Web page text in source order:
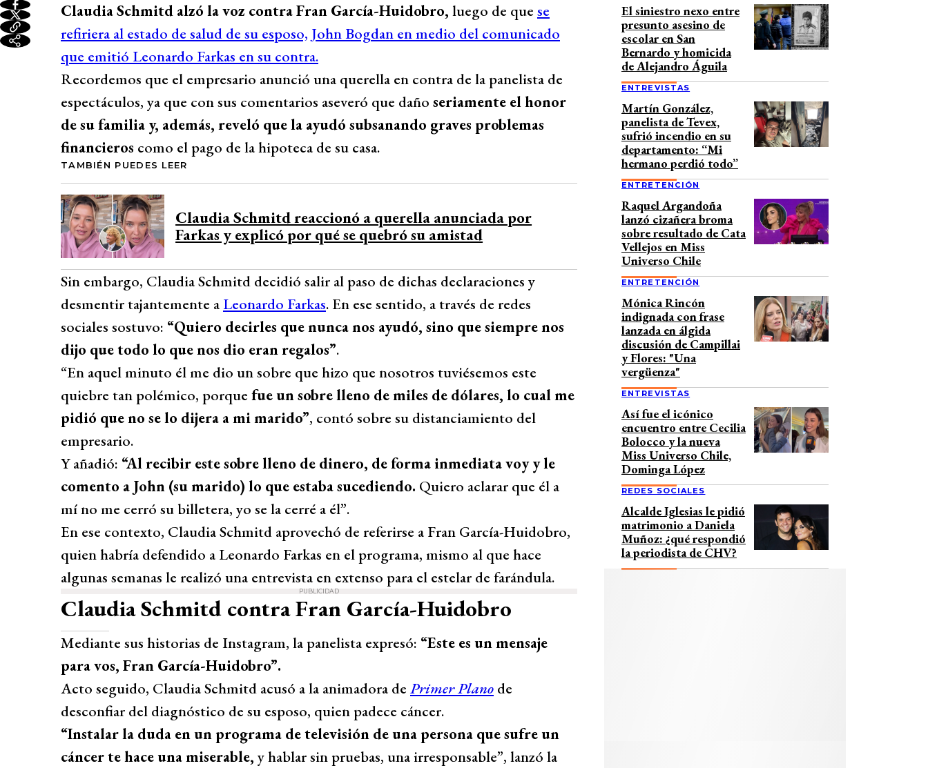
Claudia Schmitd alzó la voz contra Fran García-Huidobro, luego de que se
refiriera al estado de salud de su esposo, John Bogdan en medio del comunicado
que emitió Leonardo Farkas en su contra.
Recordemos que el empresario anunció una querella en contra de la panelista de
espectáculos, ya que con sus comentarios aseveró que daño seriamente el honor
de su familia y, además, reveló que la ayudó subsanando graves problemas
financieros como el pago de la hipoteca de su casa.
TAMBIÉN PUEDES LEER
Claudia Schmitd reaccionó a querella anunciada por
Farkas y explicó por qué se quebró su amistad
Sin embargo, Claudia Schmitd decidió salir al paso de dichas declaraciones y
desmentir tajantemente a Leonardo Farkas. En ese sentido, a través de redes
sociales sostuvo: “Quiero decirles que nunca nos ayudó, sino que siempre nos
dijo que todo lo que nos dio eran regalos”.
“En aquel minuto él me dio un sobre que hizo que nosotros tuviésemos este
quiebre tan polémico, porque fue un sobre lleno de miles de dólares, lo cual me
pidió que no se lo dijera a mi marido”, contó sobre su distanciamiento del
empresario.
Y añadió: “Al recibir este sobre lleno de dinero, de forma inmediata voy y le
comento a John (su marido) lo que estaba sucediendo. Quiero aclarar que él a
mí no me cerró su billetera, yo se la cerré a él”.
En ese contexto, Claudia Schmitd aprovechó de referirse a Fran García-Huidobro,
quien habría defendido a Leonardo Farkas en el programa, mismo al que hace
algunas semanas le realizó una entrevista en extenso para el estelar de farándula.
PUBLICIDAD
Claudia Schmitd contra Fran García-Huidobro
Mediante sus historias de Instagram, la panelista expresó: “Este es un mensaje
para vos, Fran García-Huidobro”.
Acto seguido, Claudia Schmitd acusó a la animadora de Primer Plano de
desconfiar del diagnóstico de su esposo, quien padece cáncer.
“Instalar la duda en un programa de televisión de una persona que sufre un
cáncer te hace una miserable, y hablar sin pruebas, una irresponsable”, lanzó la
El siniestro nexo entre
presunto asesino de
escolar en San
Bernardo y homicida
de Alejandro Águila
ENTREVISTAS
Martín González,
panelista de Tevex,
sufrió incendio en su
departamento: “Mi
hermano perdió todo”
ENTRETENCIÓN
Raquel Argandoña
lanzó cizañera broma
sobre resultado de Cata
Vellejos en Miss
Universo Chile
ENTRETENCIÓN
Mónica Rincón
indignada con frase
lanzada en álgida
discusión de Campillai
y Flores: "Una
vergüenza"
ENTREVISTAS
Así fue el icónico
encuentro entre Cecilia
Bolocco y la nueva
Miss Universo Chile,
Dominga López
REDES SOCIALES
Alcalde Iglesias le pidió
matrimonio a Daniela
Muñoz: ¿qué respondió
la periodista de CHV?